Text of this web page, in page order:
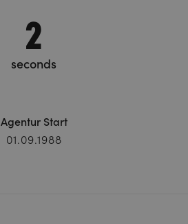
3
seconds
Agentur Start
01.09.1988